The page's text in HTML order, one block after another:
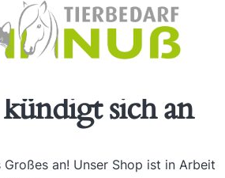
sich an
an! Unser Shop ist in Arbeit